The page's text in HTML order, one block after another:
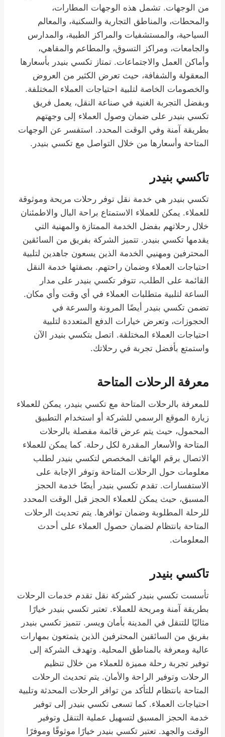
من الوجهات. تشمل هذه الوجهات المطارات،
والمحطات، والمناطق التجارية والسكنية، والمعالم
السياحية، والمستشفيات والمراكز الطبية، والمدارس
والجامعات، ومراكز التسوق، والمطاعم والمقاهي،
وأماكن العمل والاجتماعات. تمتاز تكسي بنيدر بأسعارها
المعقولة والشفافة، حيث تعرض الكثير من العروض
والخصومات الخاصة لتلبية احتياجات العملاء المختلفة.
وبفضل التجربة الغنية في صناعة النقل، يعمل فريق
تكسي بنيدر على ضمان وصول العملاء إلى وجهتهم
بطريقة آمنة وفي الوقت المحدد. استفسر عن الوجهات
المتاحة وأسعارها من خلال التواصل مع تكسي بنيدر.
تاكسي بنيدر
تكسي بنيدر هي خدمة نقل توفر رحلات مريحة وموثوقة
للعملاء. يمكن للعملاء الاستمتاع براحة البال والاطمئنان
خلال رحلاتهم بفضل الخدمة الممتازة والمهنية التي
يقدمها تكسي بنيدر. تتميز الشركة بفريق من السائقين
المحترفين ومهنيي الخدمة الذين يسعون جاهدين لتلبية
احتياجات العملاء وضمان راحتهم. بصفتها خدمة النقل
القائمة على الطلب، تتوفر تكسي بنيدر على مدار
الساعة لتلبية متطلبات العملاء في أي وقت وأي مكان.
تضمن تكسي بنيدر أيضًا المرونة والسرعة في
الحجوزات، وتعرض خيارات الدفع المتعددة لتلبية
احتياجات العملاء المختلفة. اتصل بتكسي بنيدر الآن
واستمتع بأفضل تجربة في رحلاتك.
معرفة الرحلات المتاحة
للمعرفة بالرحلات المتاحة مع تكسي بنيدر، يمكن للعملاء
زيارة الموقع الرسمي للشركة أو استخدام التطبيق
المحمول، حيث يتم عرض قائمة مفصلة بالرحلات
المتاحة والأسعار المقدرة لكل رحلة. كما يمكن للعملاء
الاتصال برقم الهاتف المخصص لتكسي بنيدر لطلب
معلومات حول الرحلات المتاحة وتوفر الإجابة على
الاستفسارات. تقدم تكسي بنيدر أيضًا خدمة الحجز
المسبق، حيث يمكن للعملاء الحجز قبل الوقت المحدد
للرحلة المطلوبة وضمان توافرها. يتم تحديث الرحلات
المتاحة بانتظام لضمان حصول العملاء على أحدث
المعلومات.
تاكسي بنيدر
تأسست تكسي بنيدر كشركة نقل تقدم خدمات الرحلات
بطريقة آمنة ومريحة للعملاء. تعتبر تكسي بنيدر خيارًا
مثاليًا للتنقل في المدينة بأمان ويسر. تتميز تكسي بنيدر
بفريق من السائقين المحترفين الذين يتمتعون بمهارات
عالية ومعرفة بالمناطق المحلية. وتهدف الشركة إلى
توفير تجربة رحلة مميزة للعملاء من خلال تنظيم
الرحلات وتوفير الراحة والأمان. يتم تحديث الرحلات
المتاحة بانتظام للتأكد من توافر الرحلات المحدثة وتلبية
احتياجات العملاء. كما تسعى تكسي بنيدر إلى توفير
خدمة الحجز المسبق لتسهيل عملية التنقل وتوفير
الوقت والجهد. تعتبر تكسي بنيدر خيارًا موثوقًا وموفرًا